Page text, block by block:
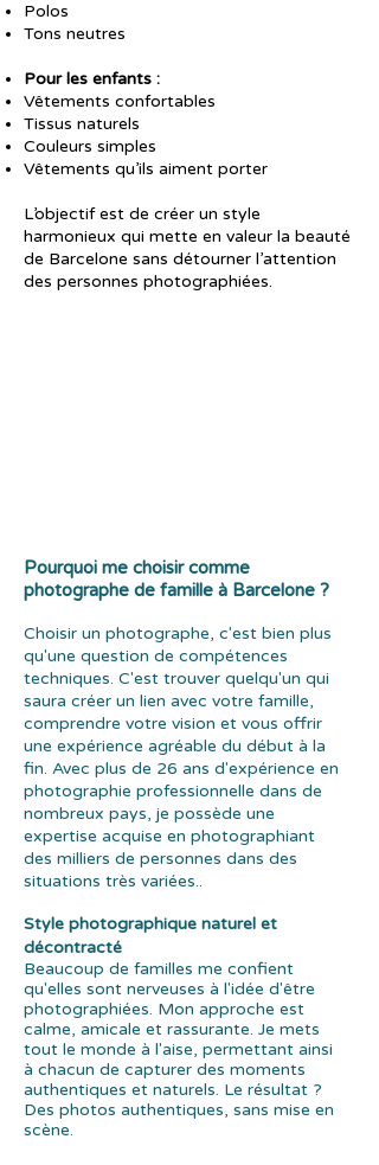
Polos
Tons neutres
Pour les enfants :
Vêtements confortables
Tissus naturels
Couleurs simples
Vêtements qu’ils aiment porter
L’objectif est de créer un style
harmonieux qui mette en valeur la beauté
de Barcelone sans détourner l’attention
des personnes photographiées.
Pourquoi me choisir comme
photographe de famille à Barcelone ?
Choisir un photographe, c'est bien plus
qu'une question de compétences
techniques. C'est trouver quelqu'un qui
saura créer un lien avec votre famille,
comprendre votre vision et vous offrir
une expérience agréable du début à la
fin. Avec plus de 26 ans d'expérience en
photographie professionnelle dans de
nombreux pays, je possède une
expertise acquise en photographiant
des milliers de personnes dans des
situations très variées..
Style photographique naturel et
décontracté
Beaucoup de familles me confient
qu'elles sont nerveuses à l'idée d'être
photographiées. Mon approche est
calme, amicale et rassurante. Je mets
tout le monde à l'aise, permettant ainsi
à chacun de capturer des moments
authentiques et naturels. Le résultat ?
Des photos authentiques, sans mise en
scène.